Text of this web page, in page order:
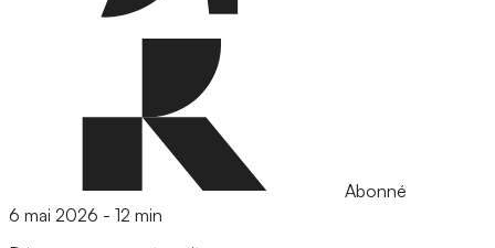
Abonné
6 mai 2026 - 12 min